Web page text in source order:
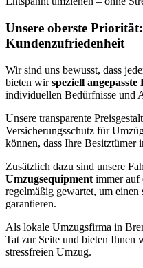
Unsere oberste
Kundenzufriedenheit
Wir sind uns bewusst, dass
bieten wirspeziell angepasste
individuellen Bedürfnisse und
Unsere transparente
Versicherungsschutz für
können, dass Ihre Besitztümer
Zusätzlich dazu sind unsere
Umzugsequipment immer auf
regelmäßig gewartet, um
garantieren.
Als lokale Umzugsfirma in
Tat zur Seite und bieten Ihnen
stressfreien Umzug.